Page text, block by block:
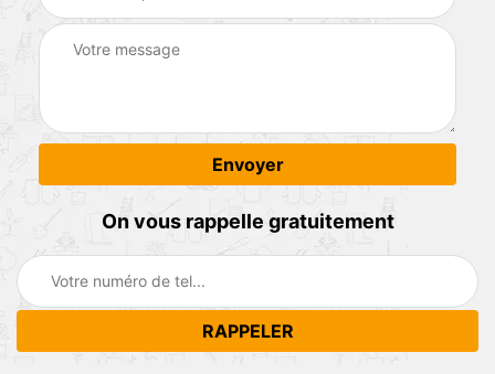
On vous rappelle gratuitement